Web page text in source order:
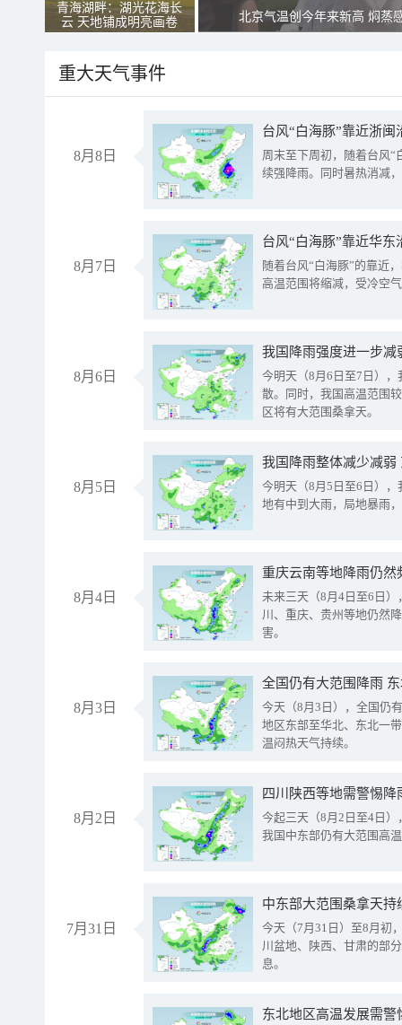
青海湖畔：湖光花海长
云 天地铺成明亮画卷
北京气温创今年来新高 焖蒸
重大天气事件
8月8日
台风“白海豚”靠近浙
周末至下周初，随着台风“
续强降雨。同时暑热消减
8月7日
台风“白海豚”靠近华
随着台风“白海豚”的靠近
高温范围将缩减，受冷空
8月6日
今明天（8月6日至7日）
散。同时，我国高温范围
区将有大范围桑拿天。
8月5日
我国降雨整体减少减弱
今明天（8月5日至6日）
地有中到大雨，局地暴雨
8月4日
重庆云南等地降雨仍然
未来三天（8月4日至6日
川、重庆、贵州等地仍然
害。
8月3日
全国仍有大范围降雨
今天（8月3日），全国仍
地区东部至华北、东北一
温闷热天气持续。
8月2日
今起三天（8月2日至4日
我国中东部仍有大范围高
7月31日
中东部大范围桑拿天
今天（7月31日）至8月初
川盆地、陕西、甘肃的部
息。
东北地区高温发展需